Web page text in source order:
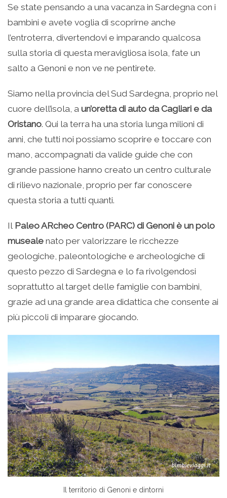
su
Facebook
(Si
apre
una
nuova
finestra)
condividere
su
Twitter
(Si
in
una
nuova
finestra)
condividere
su
Google+
(Si
apre
in
una
nuova
finestra)
condividere
su
LinkedIn
(Si
in
una
finestra)
stampare
(Si
in
una
nuova
finestra)
Se state pensando a una vacanza in Sardegna con i
bambini e avete voglia di scoprirne anche
l’entroterra, divertendovi e imparando qualcosa
sulla storia di questa meravigliosa isola, fate un
salto a Genoni e non ve ne pentirete.
Siamo nella provincia del Sud Sardegna, proprio nel
cuore dell’isola, a un’oretta di auto da Cagliari e da
Oristano. Qui la terra ha una storia lunga milioni di
anni, che tutti noi possiamo scoprire e toccare con
mano, accompagnati da valide guide che con
grande passione hanno creato un centro culturale
di rilievo nazionale, proprio per far conoscere
questa storia a tutti quanti.
Il Paleo ARcheo Centro (PARC) di Genoni è un polo
museale nato per valorizzare le ricchezze
geologiche, paleontologiche e archeologiche di
questo pezzo di Sardegna e lo fa rivolgendosi
soprattutto al target delle famiglie con bambini,
grazie ad una grande area didattica che consente ai
più piccoli di imparare giocando.
Il territorio di Genoni e dintorni